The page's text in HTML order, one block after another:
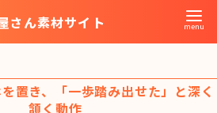
さん素材サイト
置き、「一歩踏み出せた」と深く
頷く動作